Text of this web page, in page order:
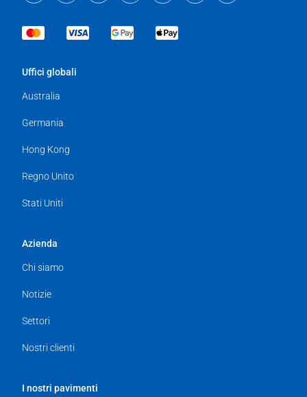
Uffici globali
Australia
Germania
Hong Kong
Regno Unito
Stati Uniti
Azienda
Chi siamo
Notizie
Settori
Nostri clienti
I nostri pavimenti